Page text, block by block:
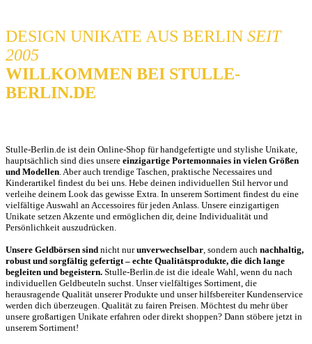
DESIGN UNIKATE AUS BERLIN SEIT
2005
WILLKOMMEN BEI STULLE-
BERLIN.DE
Stulle-Berlin.de ist dein Online-Shop für handgefertigte und stylishe Unikate,
hauptsächlich sind dies unsere einzigartige Portemonnaies in vielen Größen
und Modellen. Aber auch trendige Taschen, praktische Necessaires und
Kinderartikel findest du bei uns. Hebe deinen individuellen Stil hervor und
verleihe deinem Look das gewisse Extra. In unserem Sortiment findest du eine
vielfältige Auswahl an Accessoires für jeden Anlass. Unsere einzigartigen
Unikate setzen Akzente und ermöglichen dir, deine Individualität und
Persönlichkeit auszudrücken.
Unsere Geldbörsen sind nicht nurunverwechselbar, so­ndern auch nachhaltig,
robust und sorgfältig gefertigt – echte Qualitätsprodukte, die dich lange
begleiten und begeistern. Stulle-Berlin.de ist die ideale Wahl, wenn du nach
individuellen Geldbeuteln suchst. Unser vielfältiges Sortiment, die
herausragende Qualität unserer Produkte und unser hilfsbereiter Kundenservice
werden dich überzeugen. Qualität zu fairen Preisen. Möchtest du mehr über
unsere großartigen Unikate erfahren oder direkt shoppen? Dann stöbere jetzt in
unserem Sortiment!